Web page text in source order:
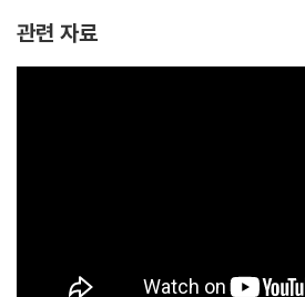
엔비디아가 여러 번 위기에 봉착했을 때, 젠
술 격차를 벌리는 방식으로 지속적인 초격차
관련 자료